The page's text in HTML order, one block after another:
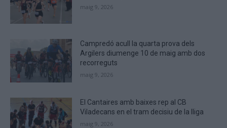
you
maig 9, 2026
Campredó acull la quarta prova dels
Argilers diumenge 10 de maig amb dos
recorreguts
maig 9, 2026
El Cantaires amb baixes rep al CB
Viladecans en el tram decisiu de la lliga
maig 9, 2026